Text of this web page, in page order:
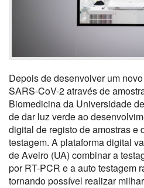
Depois de desenvolver um
SARS-CoV-2 através de
Biomedicina da Universidade
de dar luz verde ao
digital de registo de amostras e
testagem. A plataforma digital
de Aveiro (UA) combinar a
por RT-PCR e a auto testagem
tornando possível realizar